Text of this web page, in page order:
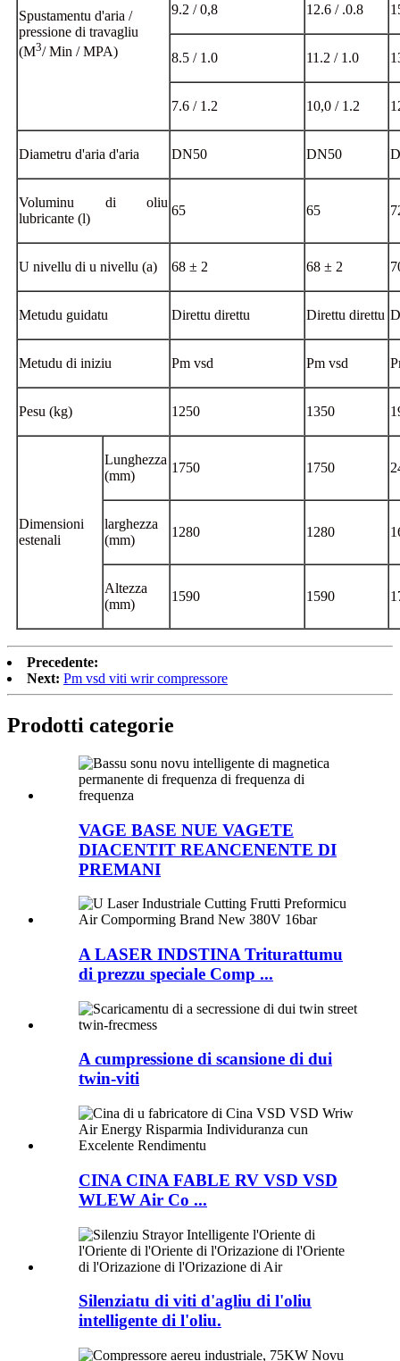
Spustamentu d'aria /
pressione di travagliu
(M3/ Min / MPA)
9.2 / 0,8 12.6 / .0.8
8.5 / 1.0 11.2 / 1.0
7.6 / 1.2 10,0 / 1.2
Diametru d'aria d'aria DN50 DN50
Voluminu di oliu
lubricante (l)
65 65
U nivellu di u nivellu (a) 68 ± 2 68 ± 2
Metudu guidatu Direttu direttu Direttu direttu
Metudu di iniziu Pm vsd Pm vsd
Pesu (kg) 1250 1350
Dimensioni
estenali
Lunghezza
(mm)
1750 1750
larghezza
(mm)
1280 1280
Altezza
(mm)
1590 1590
Precedente:
Next: Pm vsd viti wrir compressore
Prodotti categorie
VAGE BASE NUE VAGETE
DIACENTIT REANCENENTE DI
PREMANI
A LASER INDSTINA Triturattumu
di prezzu speciale Comp ...
A cumpressione di scansione di dui
twin-viti
CINA CINA FABLE RV VSD VSD
WLEW Air Co ...
Silenziatu di viti d'agliu di l'oliu
intelligente di l'oliu.